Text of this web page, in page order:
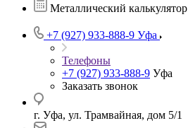
Металлический калькулятор
+7 (927) 933-888-9 Уфа
Телефоны
+7 (927) 933-888-9 Уфа
Заказать звонок
г. Уфа, ул. Трамвайная, дом 5/1